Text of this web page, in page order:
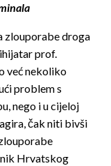
zlouporabe droga
prof.
već nekoliko
problem s
nego i u cijeloj
čak niti bivši
Hrvatskog